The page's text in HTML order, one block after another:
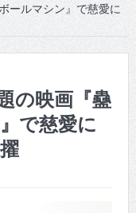
ールマシン』で慈愛に
の映画『蠱
で慈愛に